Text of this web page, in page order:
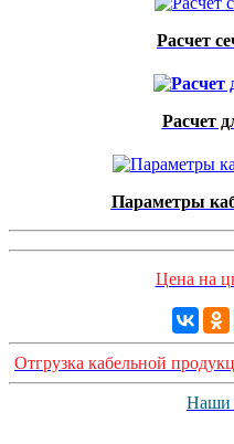
Расчет
Расчет
Параметры
Цена на
Отгрузка кабельной
Наши